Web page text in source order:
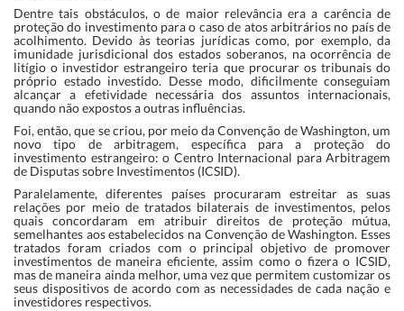
Dentre tais obstáculos, o de maior relevância era a carência de
proteção do investimento para o caso de atos arbitrários no país de
acolhimento. Devido às teorias jurídicas como, por exemplo, da
imunidade jurisdicional dos estados soberanos, na ocorrência de
litígio o investidor estrangeiro teria que procurar os tribunais do
próprio estado investido. Desse modo, dificilmente conseguiam
alcançar a efetividade necessária dos assuntos internacionais,
quando não expostos a outras influências.
Foi, então, que se criou, por meio da Convenção de Washington, um
novo tipo de arbitragem, específica para a proteção do
investimento estrangeiro: o Centro Internacional para Arbitragem
de Disputas sobre Investimentos (ICSID).
Paralelamente, diferentes países procuraram estreitar as suas
relações por meio de tratados bilaterais de investimentos, pelos
quais concordaram em atribuir direitos de proteção mútua,
semelhantes aos estabelecidos na Convenção de Washington. Esses
tratados foram criados com o principal objetivo de promover
investimentos de maneira eficiente, assim como o fizera o ICSID,
mas de maneira ainda melhor, uma vez que permitem customizar os
seus dispositivos de acordo com as necessidades de cada nação e
investidores respectivos.